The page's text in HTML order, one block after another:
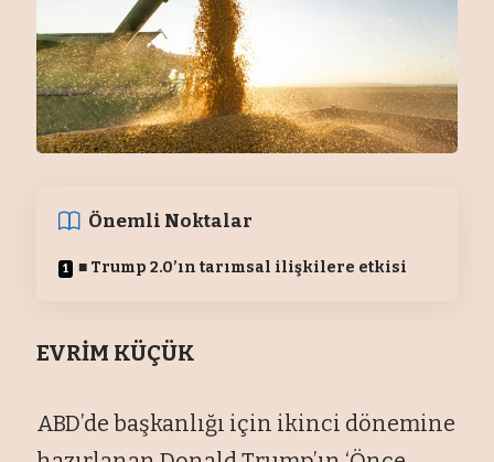
Önemli Noktalar
■ Trump 2.0’ın tarımsal ilişkilere etkisi
EVRİM KÜÇÜK
ABD’de başkanlığı için ikinci dönemine